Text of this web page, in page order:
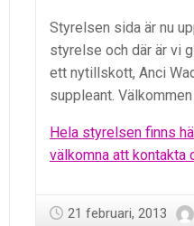
Styrelsen sida är nu
styrelse och där är vi
ett nytillskott, Anci
suppleant.
Hela styrelsen finns
välkomna att kontakta
21 februari, 2013